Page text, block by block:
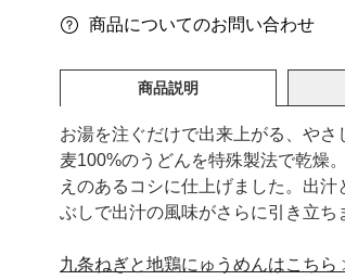
商品についてのお問い合わせ
商品説明
お湯を注ぐだけで出来上がる、や
麦100%のうどんを特殊製法で乾燥
えのあるコシに仕上げました。出
ぶしで出汁の風味がさらに引き立ち
九条ねぎと地鶏にゅうめんはこち